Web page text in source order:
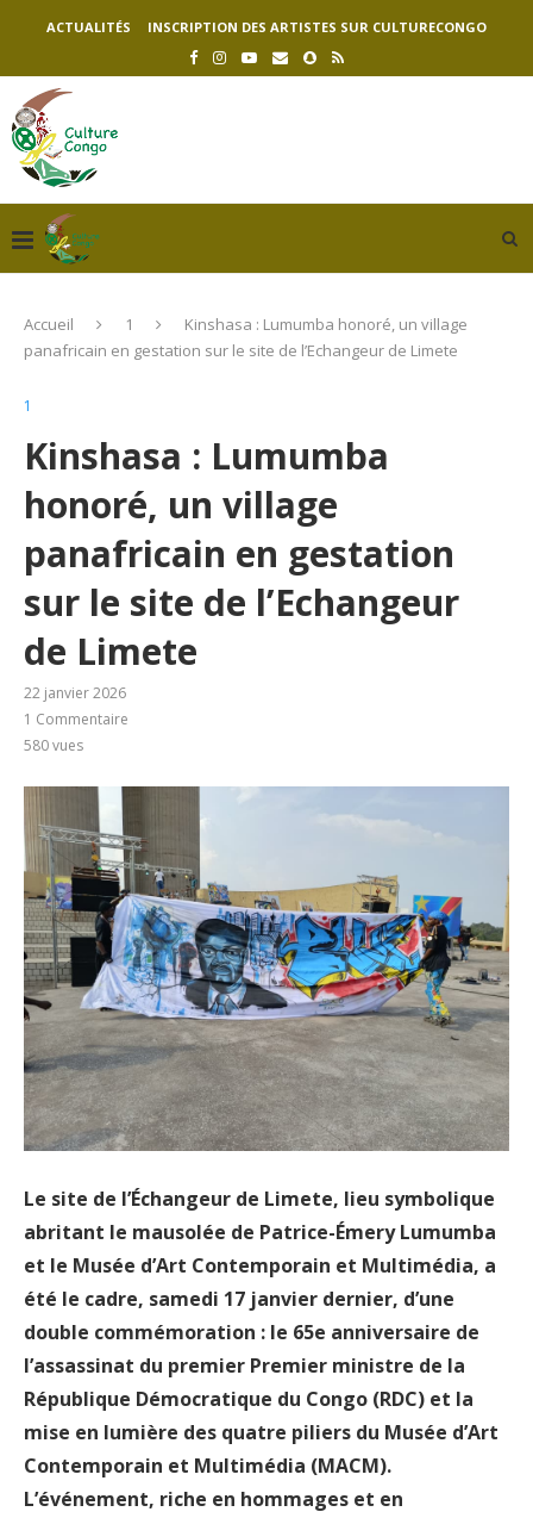
ACTUALITÉS INSCRIPTION DES ARTISTES SUR CULTURECONGO
Accueil 1
Kinshasa : Lumumba honoré, un village
panafricain en gestation sur le site de l’Echangeur de Limete
1
Kinshasa : Lumumba
honoré, un village
panafricain en gestation
sur le site de l’Echangeur
de Limete
22 janvier 2026
1 Commentaire
580vues
Le site de l’Échangeur de Limete, lieu symbolique
abritant le mausolée de Patrice-Émery Lumumba
et le Musée d’Art Contemporain et Multimédia, a
été le cadre, samedi 17 janvier dernier, d’une
double commémoration : le 65e anniversaire de
l’assassinat du premier Premier ministre de la
République Démocratique du Congo (RDC) et la
mise en lumière des quatre piliers du Musée d’Art
Contemporain et Multimédia (MACM).
L’événement, riche en hommages et en